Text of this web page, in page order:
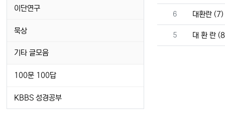
번호
6 대환란
번호
5 대 환 란
이단연구
묵상
기타 글모음
100문 100답
KBBS 성경공부